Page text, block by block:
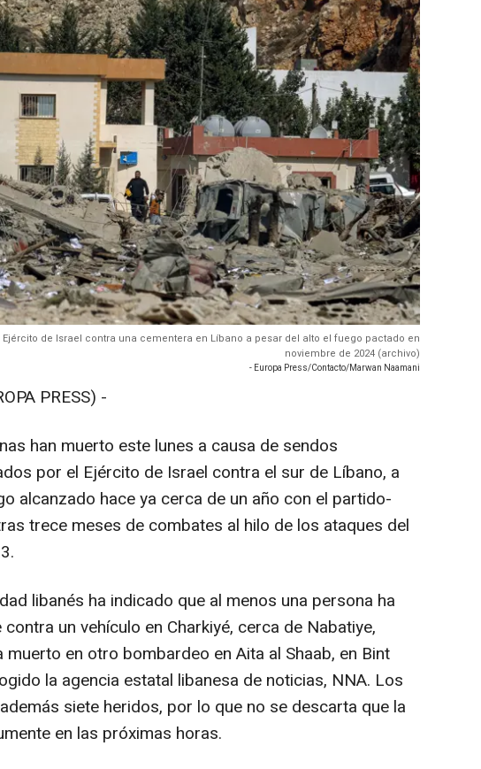
de Israel contra una cementera en Líbano a pesar del alto el fuego pactado en
noviembre de 2024 (archivo)
- Europa Press/Contacto/Marwan Naamani
PRESS) -
han muerto este lunes a causa de sendos
por el Ejército de Israel contra el sur de Líbano, a
alcanzado hace ya cerca de un año con el partido-
trece meses de combates al hilo de los ataques del
libanés ha indicado que al menos una persona ha
un vehículo en Charkiyé, cerca de Nabatiye,
en otro bombardeo en Aita al Shaab, en Bint
la agencia estatal libanesa de noticias, NNA. Los
siete heridos, por lo que no se descarta que la
en las próximas horas.